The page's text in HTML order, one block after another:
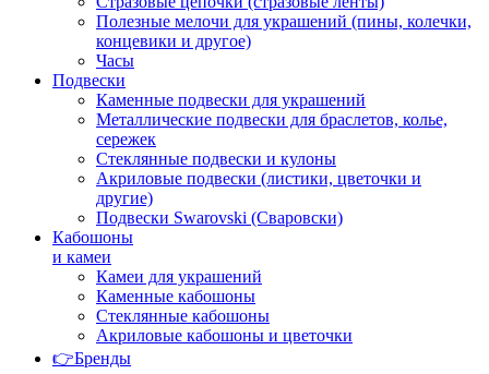
Полезные мелочи для украшений (пины, колечки,
концевики и другое)
Часы
Подвески
Каменные подвески для украшений
Металлические подвески для браслетов, колье,
сережек
Стеклянные подвески и кулоны
Акриловые подвески (листики, цветочки и
другие)
Подвески Swarovski (Сваровски)
Кабошоны
и камеи
Камеи для украшений
Каменные кабошоны
Стеклянные кабошоны
Акриловые кабошоны и цветочки
👉Бренды